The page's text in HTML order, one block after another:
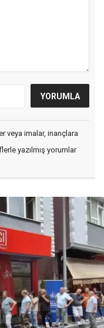
veya imalar, inançlara
yazılmış yorumlar